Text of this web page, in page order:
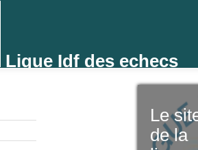
Ligue Idf des echecs
Le
de la